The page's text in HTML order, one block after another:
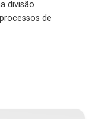
divisão
de